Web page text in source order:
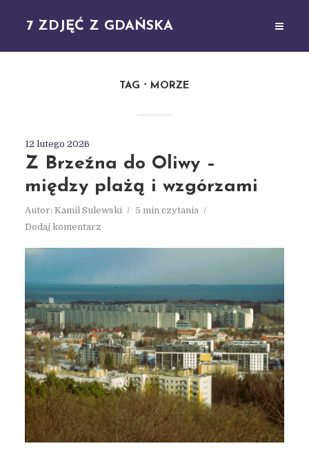
7 ZDJĘĆ Z GDAŃSKA
TAG MORZE
12 lutego 2026
Z Brzeźna do Oliwy –
między plażą i wzgórzami
Autor: Kamil Sulewski
5 min czytania
Dodaj komentarz